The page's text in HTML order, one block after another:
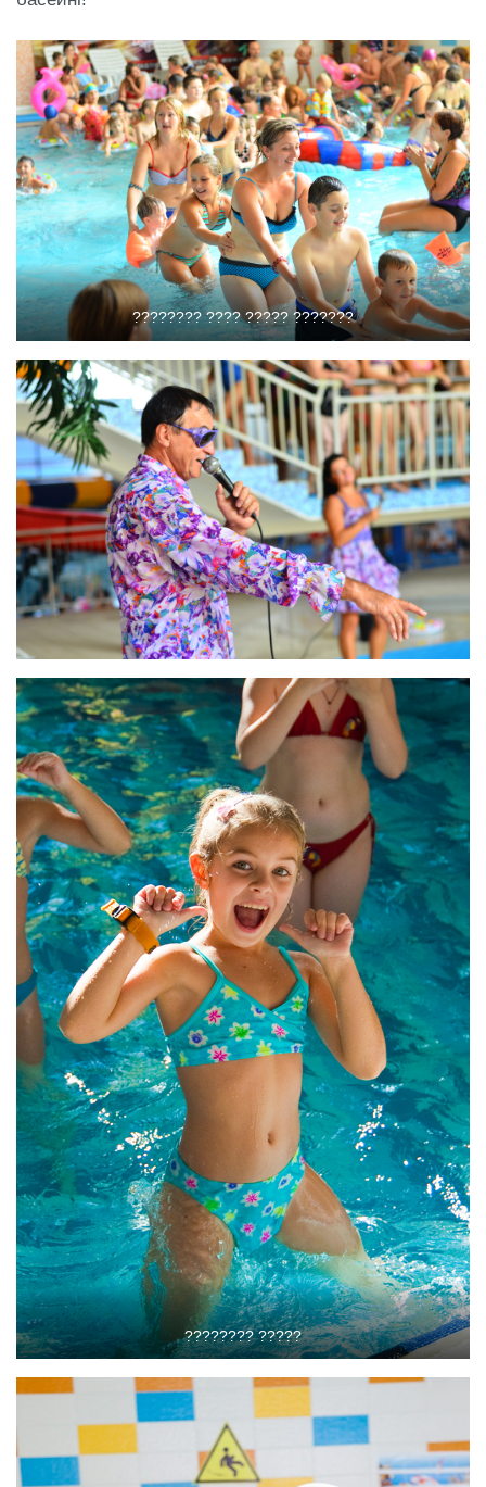
???????? ???? ????? ???????
???????? ?????